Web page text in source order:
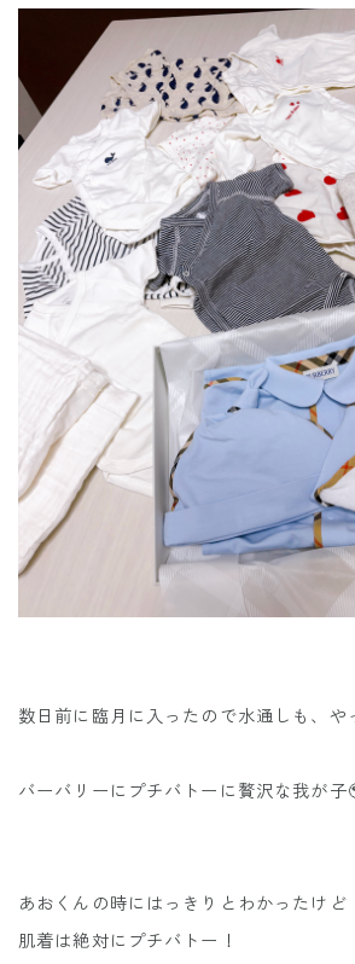
数日前に臨月に入ったので水通しも、や
バーバリーにプチバトーに贅沢な我が子
あおくんの時にはっきりとわかったけど
肌着は絶対にプチバトー！